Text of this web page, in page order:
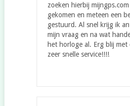
zoeken hierbij
gekomen en meteen een
gestuurd. Al snel krijg ik
mijn vraag en na wat
het horloge al. Erg blij met
zeer snelle service!!!!